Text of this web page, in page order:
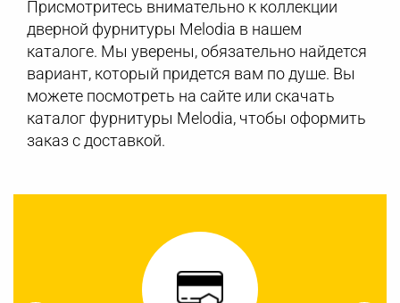
Присмотритесь внимательно к коллекции
дверной фурнитуры Melodia в нашем
каталоге. Мы уверены, обязательно найдется
вариант, который придется вам по душе. Вы
можете посмотреть на сайте или скачать
каталог фурнитуры Melodia, чтобы оформить
заказ с доставкой.